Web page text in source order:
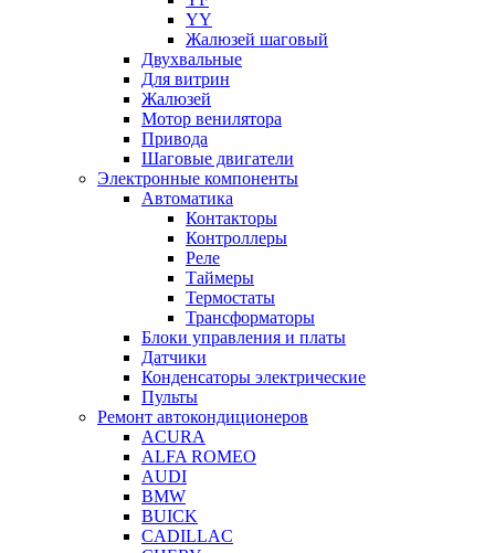
YY
Жалюзей шаговый
Двухвальные
Для витрин
Жалюзей
Мотор венилятора
Привода
Шаговые двигатели
Электронные компоненты
Автоматика
Контакторы
Контроллеры
Реле
Таймеры
Термостаты
Трансформаторы
Блоки управления и платы
Датчики
Конденсаторы электрические
Пульты
Ремонт автокондиционеров
ACURA
ALFA ROMEO
AUDI
BMW
BUICK
CADILLAC